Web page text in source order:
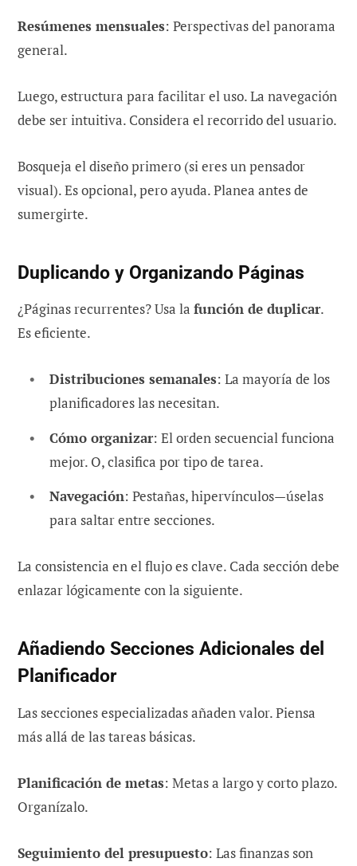
Resúmenes mensuales: Perspectivas del panorama
general.
Luego, estructura para facilitar el uso. La navegación
debe ser intuitiva. Considera el recorrido del usuario.
Bosqueja el diseño primero (si eres un pensador
visual). Es opcional, pero ayuda. Planea antes de
sumergirte.
Duplicando y Organizando Páginas
¿Páginas recurrentes? Usa la función de duplicar.
Es eficiente.
Distribuciones semanales: La mayoría de los
planificadores las necesitan.
Cómo organizar: El orden secuencial funciona
mejor. O, clasifica por tipo de tarea.
Navegación: Pestañas, hipervínculos—úselas
para saltar entre secciones.
La consistencia en el flujo es clave. Cada sección debe
enlazar lógicamente con la siguiente.
Añadiendo Secciones Adicionales del
Planificador
Las secciones especializadas añaden valor. Piensa
más allá de las tareas básicas.
Planificación de metas: Metas a largo y corto plazo.
Organízalo.
Seguimiento del presupuesto: Las finanzas son